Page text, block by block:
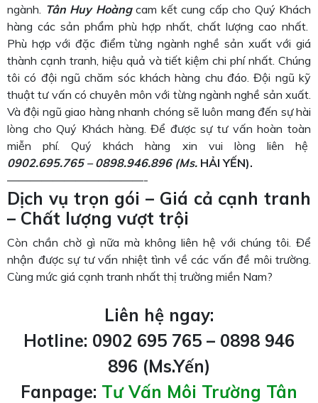
ngành. Tân Huy Hoàngcam kết cung cấp cho Quý Khách
hàng các sản phẩm phù hợp nhất, chất lượng cao nhất.
Phù hợp với đặc điểm từng ngành nghề sản xuất với giá
thành cạnh tranh, hiệu quả và tiết kiệm chi phí nhất. Chúng
tôi có đội ngũ chăm sóc khách hàng chu đáo. Đội ngũ kỹ
thuật tư vấn có chuyên môn với từng ngành nghề sản xuất.
Và đội ngũ giao hàng nhanh chóng sẽ luôn mang đến sự hài
lòng cho Quý Khách hàng. Để được sự tư vấn hoàn toàn
miễn phí. Quý khách hàng xin vui lòng liên hệ
0902.695.765 – 0898.946.896 (Ms. HẢI YẾN).
————————————-
Dịch vụ trọn gói – Giá cả cạnh tranh
– Chất lượng vượt trội
Còn chần chờ gì nữa mà không liên hệ với chúng tôi. Để
nhận được sự tư vấn nhiệt tình về các vấn đề môi trường.
Cùng mức giá cạnh tranh nhất thị trường miền Nam?
Liên hệ ngay:
Hotline: 0902 695 765 – 0898 946
896 (Ms.Yến)
Fanpage: Tư Vấn Môi Trường Tân